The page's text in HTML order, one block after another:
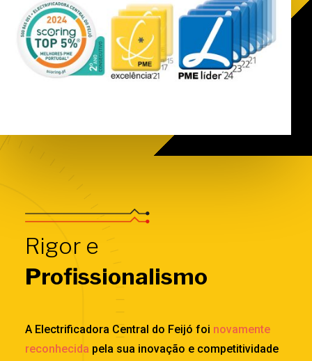
Rigor e
Profissionalismo
A Electrificadora Central do Feijó foi novamente
reconhecida pela sua inovação e competitividade